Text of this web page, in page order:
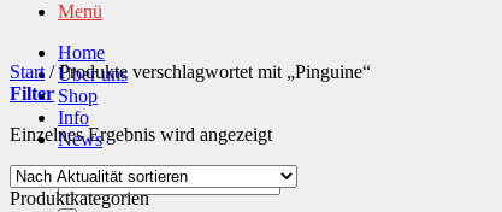
Menü
Home
Über uns
Shop
Info
News
Suchen
nach:
Start /Produkte verschlagwortet mit „Pinguine“
Filter
Einzelnes Ergebnis wird angezeigt
Produktkategorien